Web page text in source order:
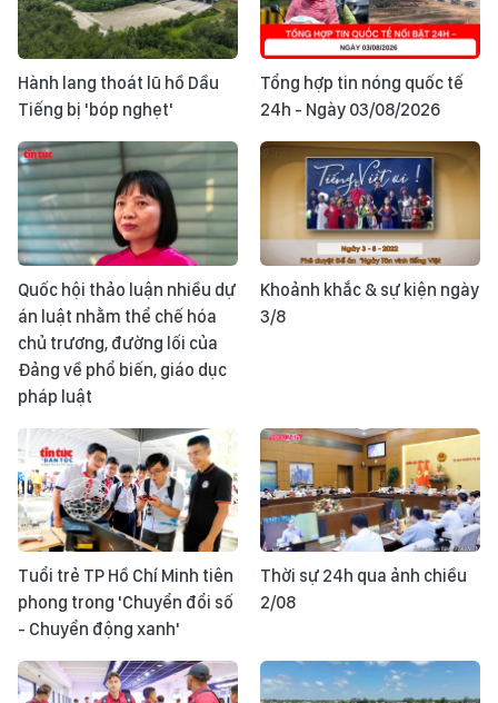
Hành lang thoát lũ hồ Dầu
Tiếng bị 'bóp nghẹt'
Tổng hợp tin nóng quốc tế
24h - Ngày 03/08/2026
Quốc hội thảo luận nhiều dự
án luật nhằm thể chế hóa
chủ trương, đường lối của
Đảng về phổ biến, giáo dục
pháp luật
Khoảnh khắc & sự kiện ngày
3/8
Tuổi trẻ TP Hồ Chí Minh tiên
phong trong 'Chuyển đổi số
- Chuyển động xanh'
Thời sự 24h qua ảnh chiều
2/08